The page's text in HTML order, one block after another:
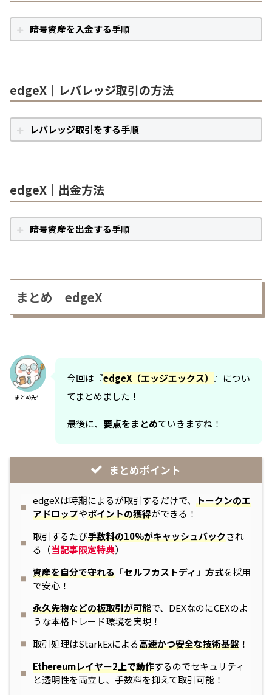
暗号資産を入金する手順
edgeX｜レバレッジ取引の方法
レバレッジ取引をする手順
edgeX｜出金方法
暗号資産を出金する手順
まとめ｜edgeX
まとめ先生
今回は『edgeX（エッジエックス）
』につい
てまとめました！
最後に、 要点をまとめていきますね！
まとめポイント
edgeXは時期によるが取引するだけで、 トークンのエ
アドロップやポイントの獲得ができる！
取引するたび手数料の10%がキャッシュバックされ
る（当記事限定特典）
資産を自分で守れる「セルフカストディ」方式を採用
で安心！
永久先物などの板取引が可能で、DEXなのにCEXのよ
うな本格トレード環境を実現！
取引処理はStarkExによる高速かつ安全な技術基盤！
Ethereumレイヤー2上で動作するのでセキュリティ
と透明性を両立し、手数料を抑えて取引可能！